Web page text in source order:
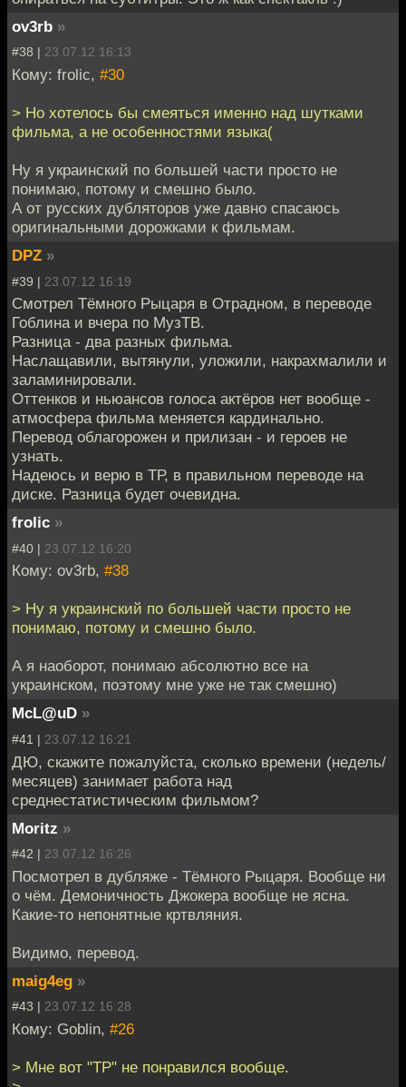
ov3rb »
#38 | 23.07.12 16:13
Кому: frolic, #30
> Но хотелось бы смеяться именно над шутками
фильма, а не особенностями языка(
Ну я украинский по большей части просто не
понимаю, потому и смешно было.
А от русских дубляторов уже давно спасаюсь
оригинальными дорожками к фильмам.
DPZ »
#39 | 23.07.12 16:19
Смотрел Тёмного Рыцаря в Отрадном, в переводе
Гоблина и вчера по МузТВ.
Разница - два разных фильма.
Наслащавили, вытянули, уложили, накрахмалили и
заламинировали.
Оттенков и ньюансов голоса актёров нет вообще -
атмосфера фильма меняется кардинально.
Перевод облагорожен и прилизан - и героев не
узнать.
Надеюсь и верю в ТР, в правильном переводе на
диске. Разница будет очевидна.
frolic »
#40 | 23.07.12 16:20
Кому: ov3rb, #38
> Ну я украинский по большей части просто не
понимаю, потому и смешно было.
А я наоборот, понимаю абсолютно все на
украинском, поэтому мне уже не так смешно)
McL@uD »
#41 | 23.07.12 16:21
ДЮ, скажите пожалуйста, сколько времени (недель/
месяцев) занимает работа над
среднестатистическим фильмом?
Moritz »
#42 | 23.07.12 16:26
Посмотрел в дубляже - Тёмного Рыцаря. Вообще ни
о чём. Демоничность Джокера вообще не ясна.
Какие-то непонятные кртвляния.
Видимо, перевод.
maig4eg »
#43 | 23.07.12 16:28
Кому: Goblin, #26
> Мне вот "ТР" не понравился вообще.